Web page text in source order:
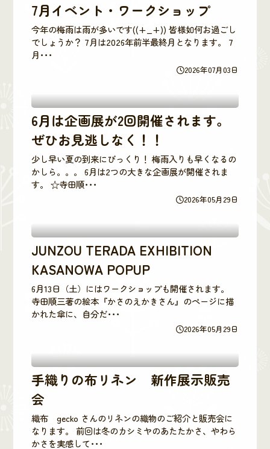
7月イベント・ワークショップ
2026年07月03日
今年の梅雨は雨が多いです((+_+)) 皆様如何お過ごし
でしょうか？ 7月は2026年前半最終月となります。 7
月･･･
6月は企画展が2回開催されます。
ぜひお見逃しなく！！
2026年05月29日
少し早い夏の到来にびっくり！ 梅雨入りも早くなるの
かしら。。。 6月は2つの大きな企画展が開催されま
す。 ☆寺田順･･･
JUNZOU TERADA EXHIBITION
KASANOWA POPUP
2026年05月29日
6月13日（土）にはワークショップも開催されます。
寺田順三著の絵本『かさのえかきさん』のページに描
かれた傘に、自分だ･･･
手織りの布リネン 新作展示販売
会
織布 gecko さんのリネンの織物のご紹介と販売会に
なります。 前回は冬のカシミヤのあたたかさ、やわら
かさを実感して･･･